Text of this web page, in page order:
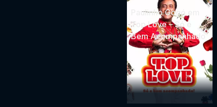
Paulinho Gogó em
Top Love – Só e
Bem Acompanhado